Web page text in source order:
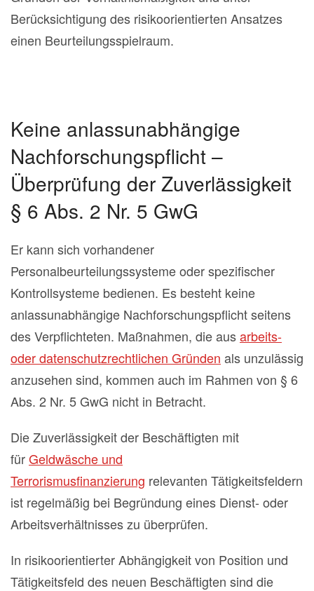
Berücksichtigung des risikoorientierten Ansatzes
einen Beurteilungsspielraum.
Keine anlassunabhängige
Nachforschungspflicht –
Überprüfung der Zuverlässigkeit
§ 6 Abs. 2 Nr. 5 GwG
Er kann sich vorhandener
Personalbeurteilungssysteme oder spezifischer
Kontrollsysteme bedienen. Es besteht keine
anlassunabhängige Nachforschungspflicht seitens
des Verpflichteten. Maßnahmen, die ausarbeits-
oder datenschutzrechtlichen Gründen als unzulässig
anzusehen sind, kommen auch im Rahmen von § 6
Abs. 2 Nr. 5 GwG nicht in Betracht.
Die Zuverlässigkeit der Beschäftigten mit
fürGeldwäsche und
Terrorismusfinanzierung relevanten Tätigkeitsfeldern
ist regelmäßig bei Begründung eines Dienst- oder
Arbeitsverhältnisses zu überprüfen.
In risikoorientierter Abhängigkeit von Position und
Tätigkeitsfeld des neuen Beschäftigten sind die